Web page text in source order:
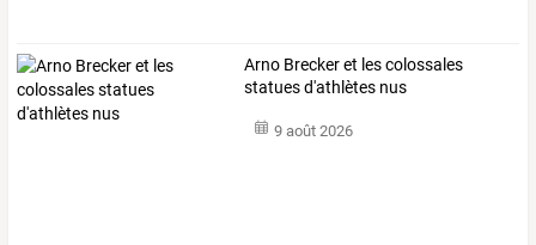
Arno Brecker et les colossales
statues d'athlètes nus
9 août 2026